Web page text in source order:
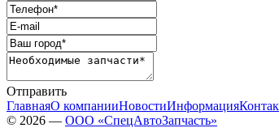
Отправить
ГлавнаяО компанииНовостиИнформация
© 2026 — ООО «СпецАвтоЗапчасть»